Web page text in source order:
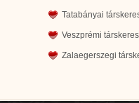
Tatabányai
Veszprémi
Zalaegerszegi